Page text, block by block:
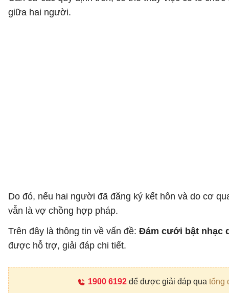
giữa hai người.
Do đó, nếu hai người đã đăng ký kết hôn và do cơ
vẫn là vợ chồng hợp pháp.
Trên đây là thông tin về vấn đề: Đám cưới bật nhạc
được hỗ trợ, giải đáp chi tiết.
1900 6192để được giải đáp qua tổng